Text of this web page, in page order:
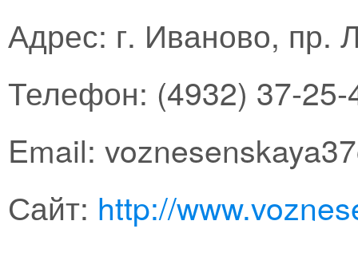
Адрес: г. Иваново, пр.
Телефон: (4932) 37-25-
Email:
Сайт: http://